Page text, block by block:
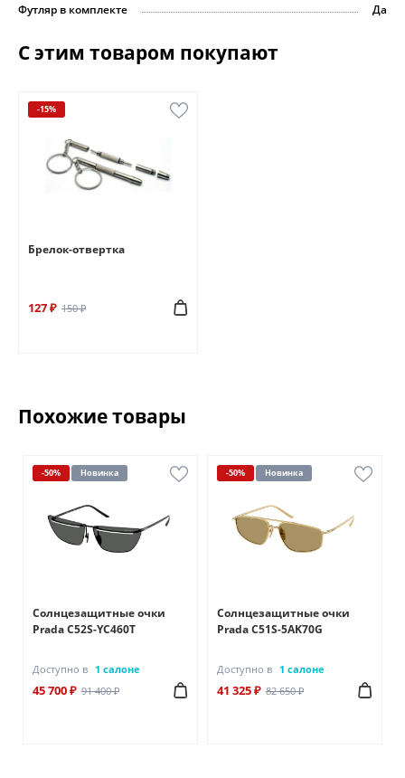
Футляр в комплекте Да
С этим товаром покупают
-15%
Брелок-отвертка
127 ₽ 150 ₽
Похожие товары
-50% Новинка
Солнцезащитные очки
Prada C52S-YC460T
Доступно в 1 салоне
45 700 ₽ 91 400 ₽
-50% Новинка
Солнцезащитные очки
Prada C51S-5AK70G
Доступно в 1 салоне
41 325 ₽ 82 650 ₽